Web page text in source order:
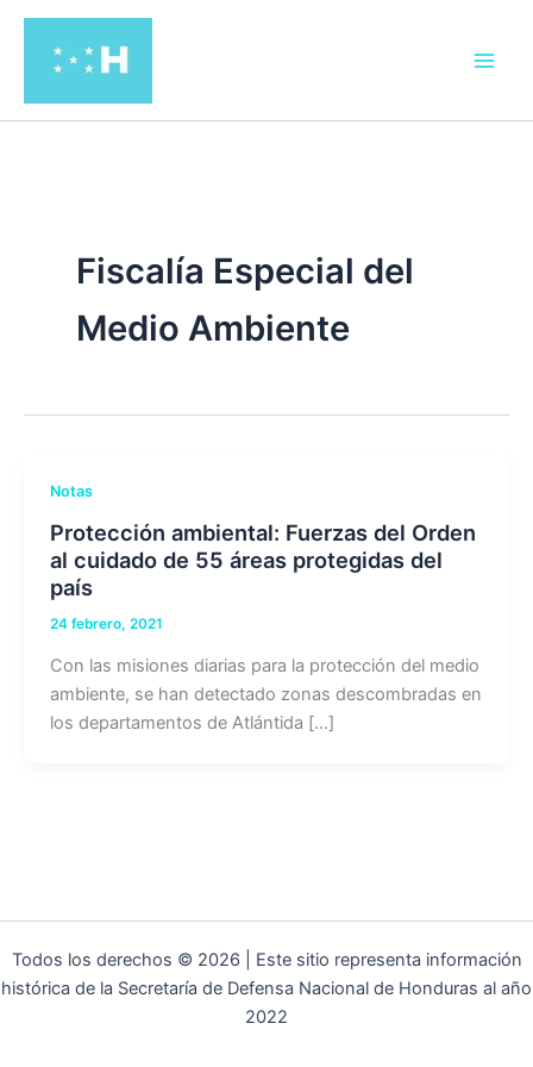
contenido
Fiscalía Especial del
Medio Ambiente
Notas
Protección ambiental: Fuerzas del Orden
al cuidado de 55 áreas protegidas del
país
24 febrero, 2021
Con las misiones diarias para la protección del medio
ambiente, se han detectado zonas descombradas en
los departamentos de Atlántida […]
Todos los derechos © 2026 | Este sitio representa información
histórica de la Secretaría de Defensa Nacional de Honduras al año
2022